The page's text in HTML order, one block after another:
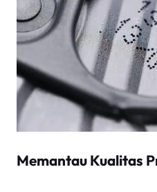
Memantau Kualitas